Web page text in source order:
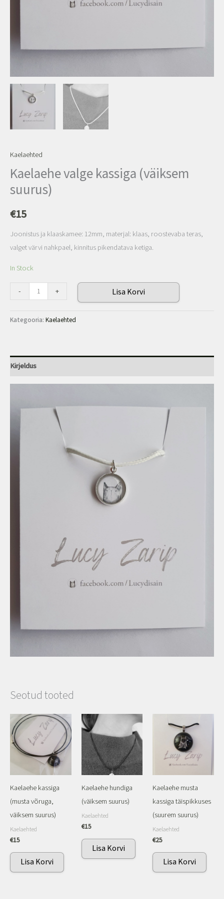
Kaelaehted
Kaelaehe valge kassiga (väiksem
suurus)
€15
Joonistus ja klaaskamee: 12mm, materjal: klaas, roostevaba teras,
valget värvi nahkpael, kinnitus pikendatava ketiga.
In Stock
- + Lisa Korvi
Kategooria: Kaelaehted
Kirjeldus
Seotud tooted
Kaelaehe kassiga
(musta võruga,
väiksem suurus)
Kaelaehted
€15
Lisa Korvi
Kaelaehe hundiga
(väiksem suurus)
Kaelaehted
€15
Lisa Korvi
Kaelaehe musta
kassiga täispikkuses
(suurem suurus)
Kaelaehted
€25
Lisa Korvi